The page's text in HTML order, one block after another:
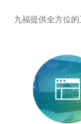
九福提供全方位